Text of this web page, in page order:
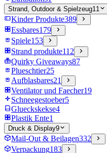
Strand, Outdoor & Spielzeug11
Kinder Produkte389
Essbares179
Spiele153
Strand produkte112
Quirky Giveaways87
Plueschtier25
Aufblasbares21
Ventilator und Faecher19
Schneegestoeber5
Glueckskekse4
Plastik Ente1
Druck & Display9
Mail-Out & Beilagen332
Verpackung183